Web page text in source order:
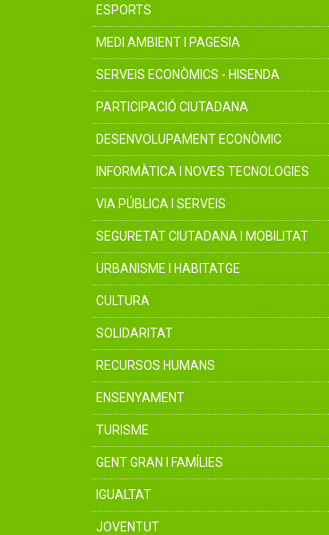
ESPORTS
MEDI AMBIENT I PAGESIA
SERVEIS ECONÒMICS - HISENDA
PARTICIPACIÓ CIUTADANA
DESENVOLUPAMENT ECONÒMIC
INFORMÀTICA I NOVES TECNOLOGIES
VIA PÚBLICA I SERVEIS
SEGURETAT CIUTADANA I MOBILITAT
URBANISME I HABITATGE
CULTURA
SOLIDARITAT
RECURSOS HUMANS
ENSENYAMENT
TURISME
GENT GRAN I FAMÍLIES
IGUALTAT
JOVENTUT